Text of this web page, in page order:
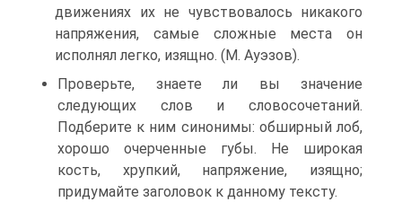
движениях их не чувствовалось никакого
напряжения, самые сложные места он
исполнял легко, изящно. (М. Ауэзов).
Проверьте, знаете ли вы значение
следующих слов и словосочетаний.
Подберите к ним синонимы: обширный лоб,
хорошо очерченные губы. Не широкая
кость, хрупкий, напряжение, изящно;
придумайте заголовок к данному тексту.